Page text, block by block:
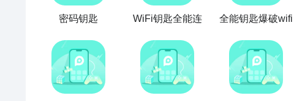
密码钥匙 WiFi钥匙全能连 全能钥匙爆破wifi